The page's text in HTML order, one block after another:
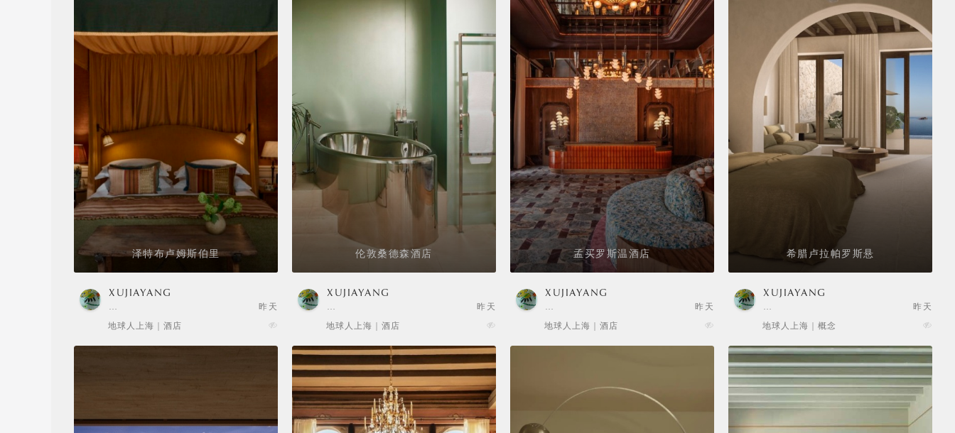
泽特布卢姆斯伯里
XUJIAYANG
…
昨天
地球人上海 | 酒店
伦敦桑德森酒店
XUJIAYANG
…
昨天
地球人上海 | 酒店
孟买罗斯温酒店
XUJIAYANG
…
昨天
地球人上海 | 酒店
希腊卢拉帕罗斯悬
XUJIAYANG
…
昨天
地球人上海 | 概念